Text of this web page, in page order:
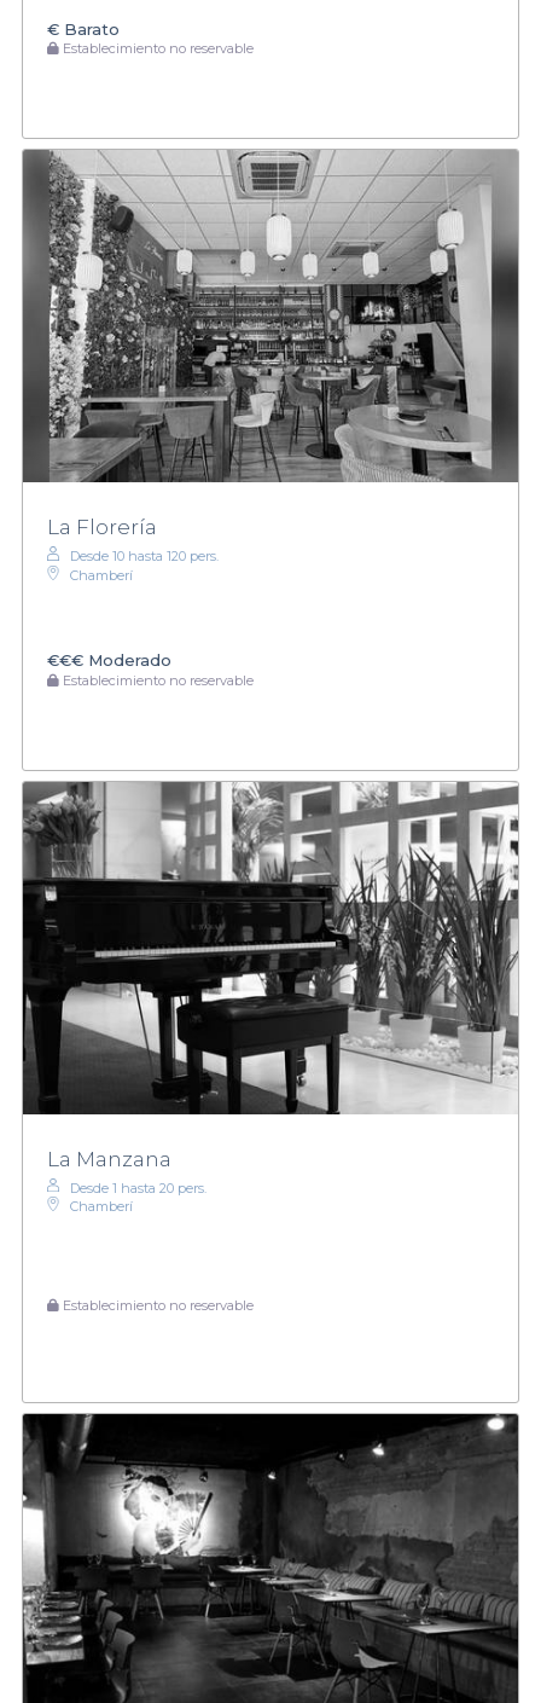
€ Barato
Establecimiento no reservable
La Florería
Desde 10 hasta 120 pers.
Chamberí
€€€ Moderado
Establecimiento no reservable
La Manzana
Desde 1 hasta 20 pers.
Chamberí
Establecimiento no reservable